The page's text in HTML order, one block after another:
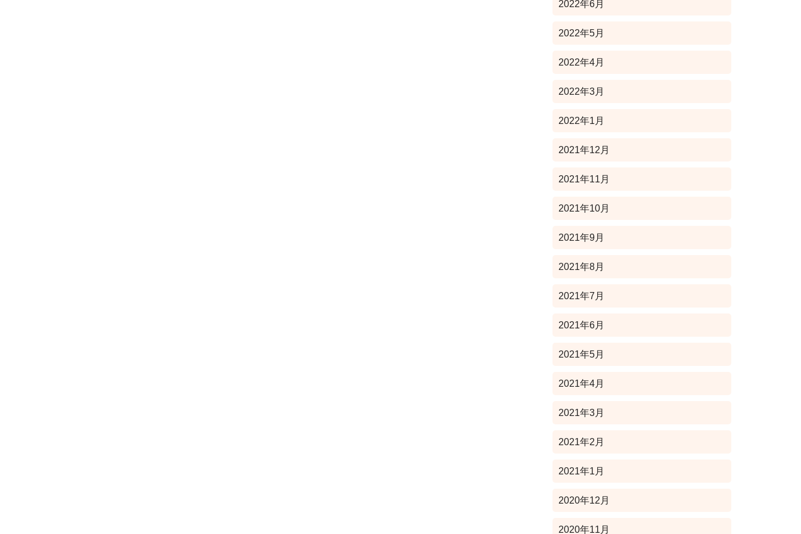
2022年6月
2022年5月
2022年4月
2022年3月
2022年1月
2021年12月
2021年11月
2021年10月
2021年9月
2021年8月
2021年7月
2021年6月
2021年5月
2021年4月
2021年3月
2021年2月
2021年1月
2020年12月
2020年11月